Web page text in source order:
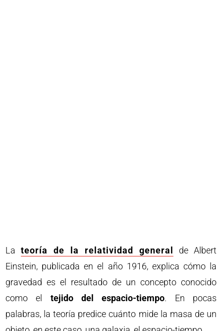
Lateoría de la relatividad general
de Albert
Einstein, publicada en el año 1916, explica cómo la
gravedad es el resultado de un concepto conocido
como el tejido del espacio-tiempo. En pocas
palabras, la teoría predice cuánto mide la masa de un